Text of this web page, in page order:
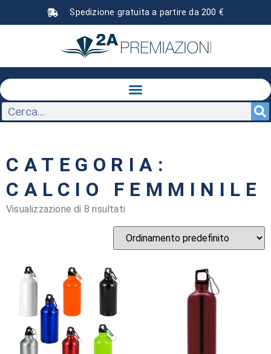
Spedizione gratuita a partire da 200 €
CATEGORIA:
CALCIO FEMMINILE
Visualizzazione di 8 risultati